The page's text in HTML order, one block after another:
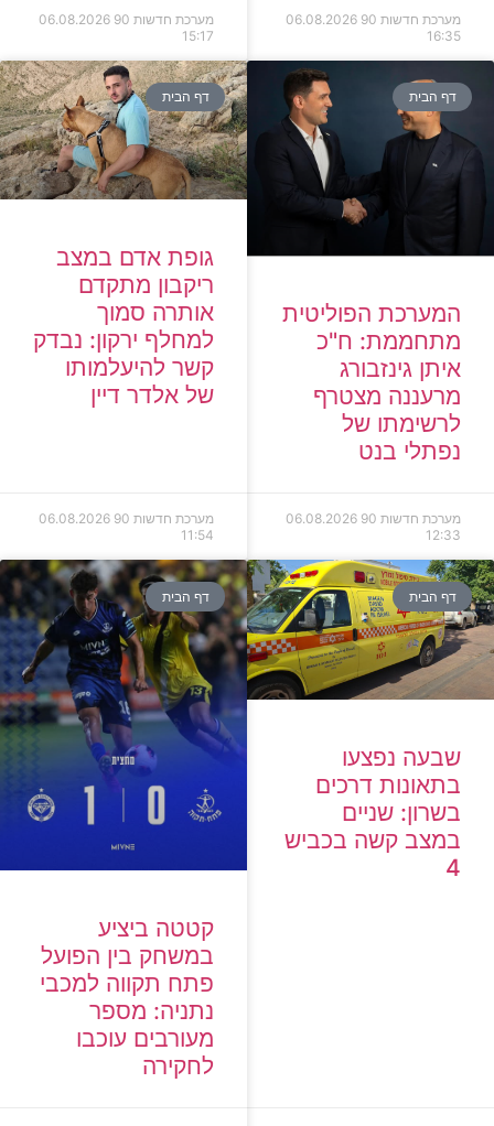
מערכת חדשות 90
06.08.2026
16:35
מערכת חדשות 90
06.08.2026
15:17
דף הבית
המערכת הפוליטית
מתחממת: ח"כ
איתן גינזבורג
מרעננה מצטרף
לרשימתו של
נפתלי בנט
מערכת חדשות 90
06.08.2026
12:33
דף הבית
גופת אדם במצב
ריקבון מתקדם
אותרה סמוך
למחלף ירקון: נבדק
קשר להיעלמותו
של אלדר דיין
מערכת חדשות 90
06.08.2026
11:54
דף הבית
שבעה נפצעו
בתאונות דרכים
בשרון: שניים
במצב קשה בכביש
4
דף הבית
קטטה ביציע
במשחק בין הפועל
פתח תקווה למכבי
נתניה: מספר
מעורבים עוכבו
לחקירה